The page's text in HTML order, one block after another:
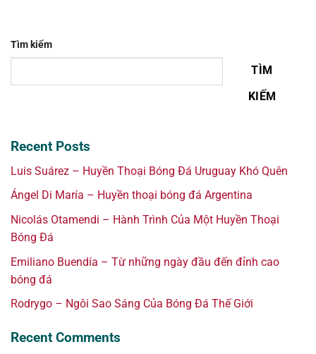
Tìm kiếm
TÌM
KIẾM
Recent Posts
Luis Suárez – Huyền Thoại Bóng Đá Uruguay Khó Quên
Ángel Di María – Huyền thoại bóng đá Argentina
Nicolás Otamendi – Hành Trình Của Một Huyền Thoại
Bóng Đá
Emiliano Buendía – Từ những ngày đầu đến đỉnh cao
bóng đá
Rodrygo – Ngôi Sao Sáng Của Bóng Đá Thế Giới
Recent Comments